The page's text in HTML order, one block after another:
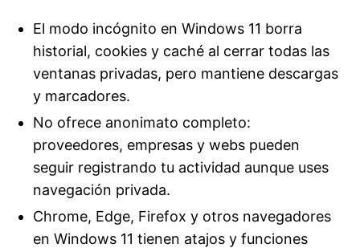
El modo incógnito en Windows 11 borra
historial, cookies y caché al cerrar todas las
ventanas privadas, pero mantiene descargas
y marcadores.
No ofrece anonimato completo:
proveedores, empresas y webs pueden
seguir registrando tu actividad aunque uses
navegación privada.
Chrome, Edge, Firefox y otros navegadores
en Windows 11 tienen atajos y funciones